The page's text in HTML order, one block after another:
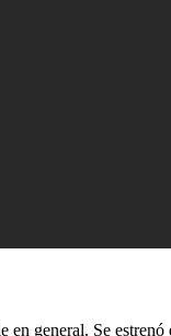
general. Se